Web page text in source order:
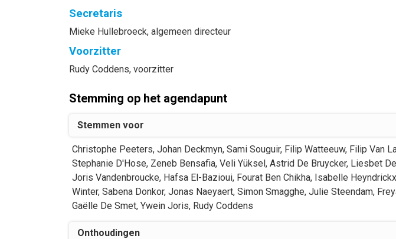
Secretaris
Mieke Hullebroeck, algemeen directeur
Voorzitter
Rudy Coddens, voorzitter
Stemming op het agendapunt
Stemmen voor
Christophe Peeters, Johan Deckmyn, Sami Souguir, Filip Watteeuw, Filip Van
Stephanie D'Hose, Zeneb Bensafia, Veli Yüksel, Astrid De Bruycker, Liesbet
Joris Vandenbroucke, Hafsa El-Bazioui, Fourat Ben Chikha, Isabelle Heyndrickx
Winter, Sabena Donkor, Jonas Naeyaert, Simon Smagghe, Julie Steendam,
Gaëlle De Smet, Ywein Joris, Rudy Coddens
Onthoudingen